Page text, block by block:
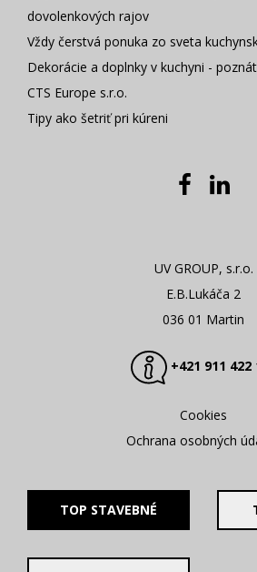
dovolenkových rajov
Vždy čerstvá ponuka zo sveta
Dekorácie a doplnky v kuchyni -
CTS Europe s.r.o.
Tipy ako šetriť pri kúreni
UV GROUP, s.r.o.
E.B.Lukáča 2
036 01 Martin
+421 911 422
Cookies
Ochrana osobných
TOP STAVEBNÉ